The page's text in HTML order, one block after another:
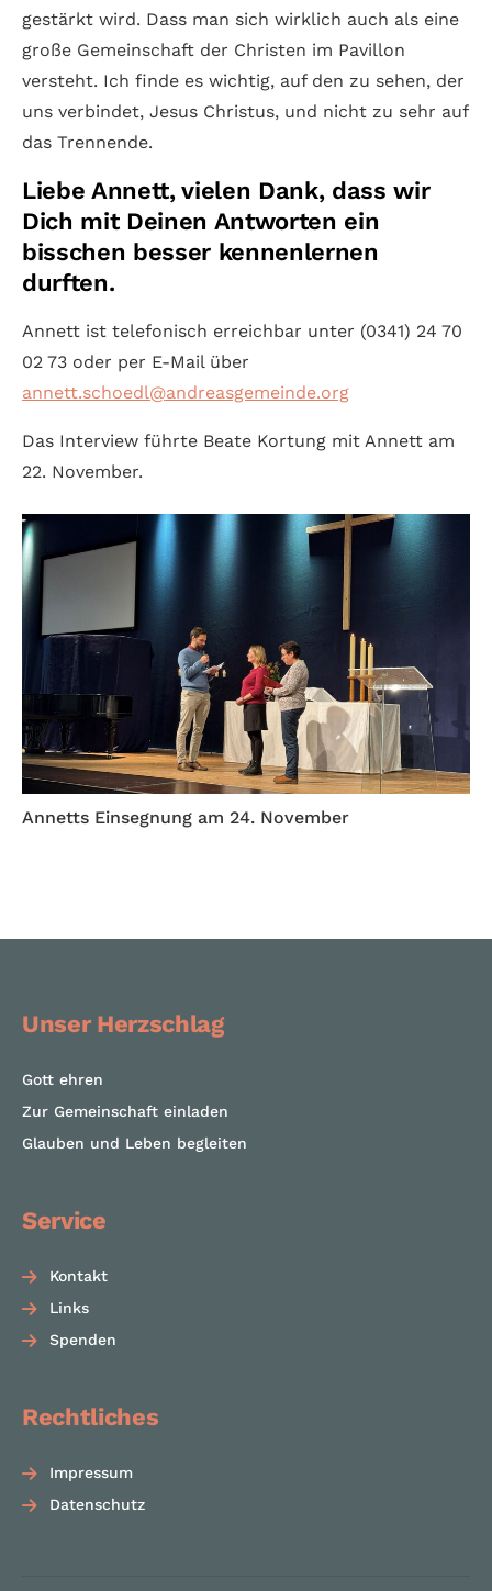
gestärkt wird. Dass man sich wirklich auch als eine
große Gemeinschaft der Christen im Pavillon
versteht. Ich finde es wichtig, auf den zu sehen, der
uns verbindet, Jesus Christus, und nicht zu sehr auf
das Trennende.
Liebe Annett, vielen Dank, dass wir
Dich mit Deinen Antworten ein
bisschen besser kennenlernen
durften.
Annett ist telefonisch erreichbar unter (0341) 24 70
02 73 oder per E-Mail über
annett.schoedl@andreasgemeinde.org
Das Interview führte Beate Kortung mit Annett am
22. November.
Annetts Einsegnung am 24. November
Unser Herzschlag
Gott ehren
Zur Gemeinschaft einladen
Glauben und Leben begleiten
Service
Kontakt
Links
Spenden
Rechtliches
Impressum
Datenschutz